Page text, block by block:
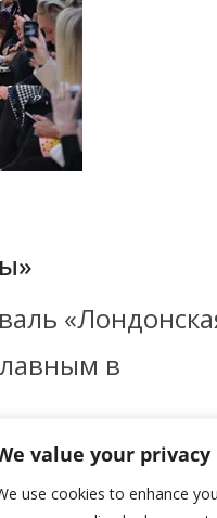
value your privacy
use cookies to enhance
в